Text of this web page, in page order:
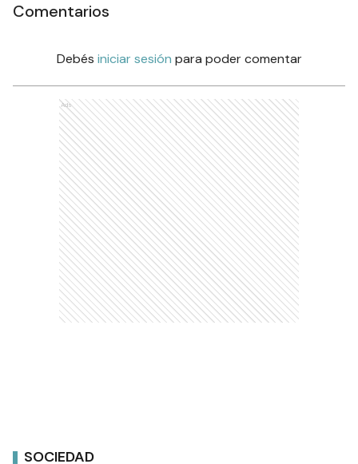
Comentarios
Debés iniciar sesión para poder comentar
Ads
SOCIEDAD